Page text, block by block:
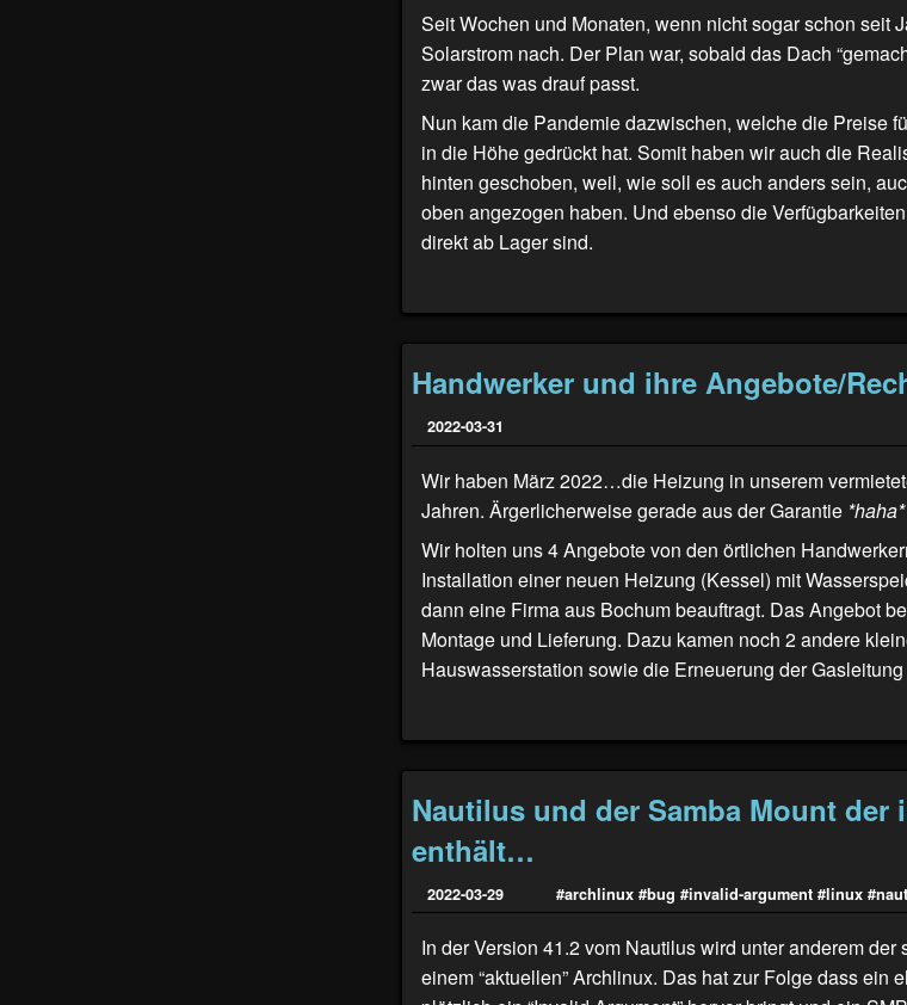
Seit Wochen und Monaten, wenn nicht sogar schon seit
Solarstrom nach. Der Plan war, sobald das Dach
zwar das was drauf passt.
Nun kam die Pandemie dazwischen, welche die Preise
in die Höhe gedrückt hat. Somit haben wir auch die
hinten geschoben, weil, wie soll es auch anders sein,
oben angezogen haben. Und ebenso die
direkt ab Lager sind.
Handwerker und ihre Angebote/
2022-03-31
Wir haben März 2022…die Heizung in unserem
Jahren. Ärgerlicherweise gerade aus der Garantie *haha*
Wir holten uns 4 Angebote von den örtlichen
Installation einer neuen Heizung (Kessel) mit
dann eine Firma aus Bochum beauftragt. Das Angebot
Montage und Lieferung. Dazu kamen noch 2 andere
Hauswasserstation sowie die Erneuerung der
Nautilus und der Samba Mount der
enthält…
2022-03-29 #archlinux #bug #invalid-argument #linux
In der Version 41.2 vom Nautilus wird unter anderem
einem “aktuellen” Archlinux. Das hat zur Folge dass ein